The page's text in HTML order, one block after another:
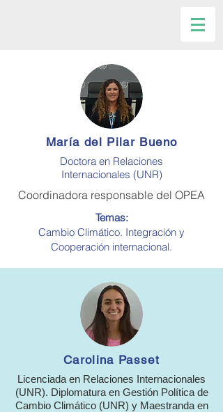
María del Pilar Bueno
Doctora en Relaciones
Internacionales (UNR)
Coordinadora responsable del OPEA
Temas:
Cambio Climático. Integración y
Cooperación internacional.
Carolina Passet
Licenciada en Relaciones Internacionales
(UNR). Diplomatura en Gestión Política de
Cambio Climático (UNR) y Maestranda en